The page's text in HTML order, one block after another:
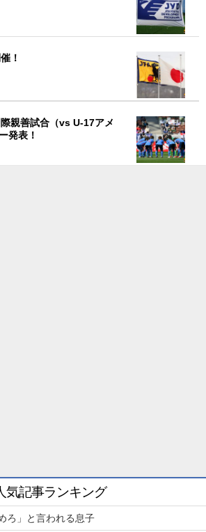
！
親善試合（vs U-17アメ
発表！
気記事ランキング
ろ」と言われる息子